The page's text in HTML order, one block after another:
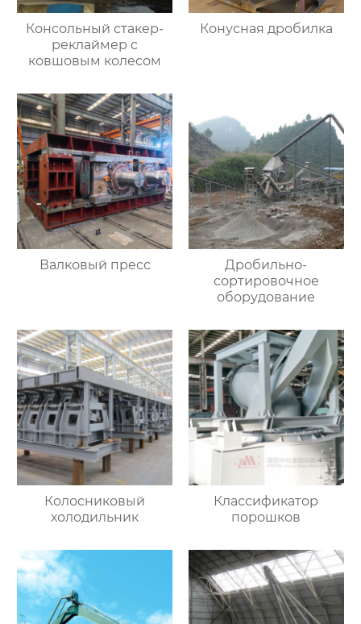
Консольный стакер-
реклаймер с
ковшовым колесом
Конусная дробилка
Валковый пресс
Дробильно-
сортировочное
оборудование
Колосниковый
холодильник
Классификатор
порошков